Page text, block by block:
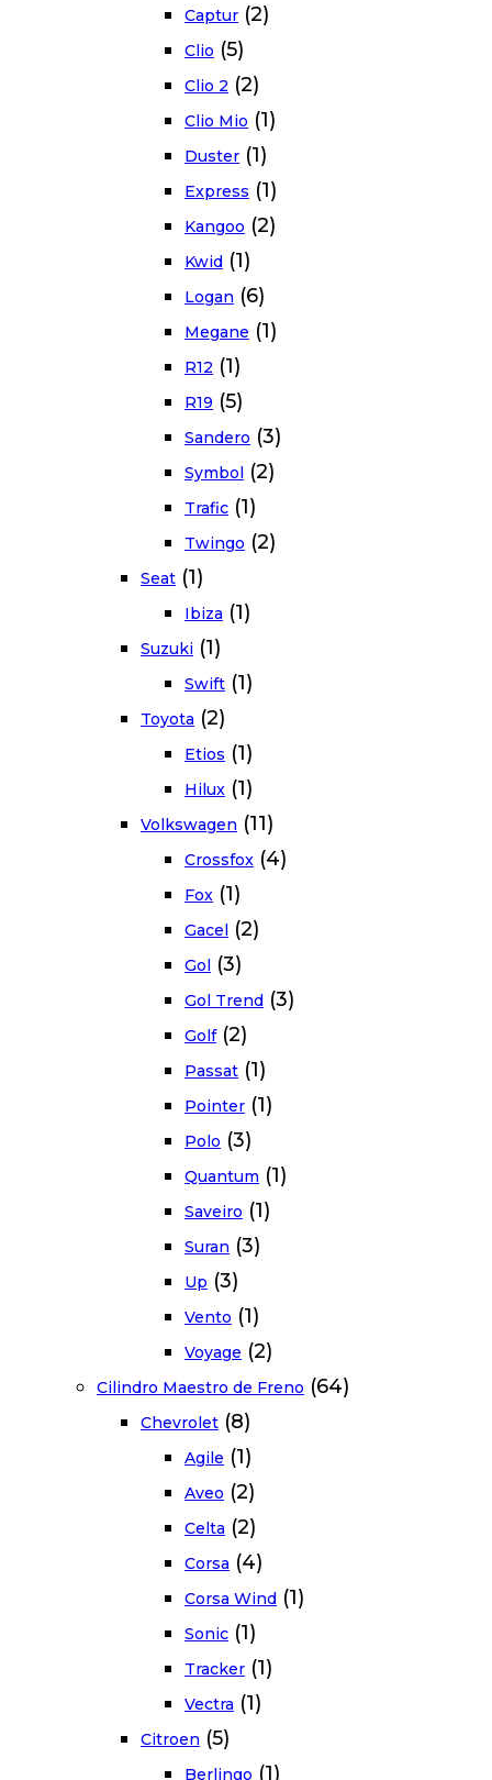
Captur (2)
Clio (5)
Clio 2 (2)
Clio Mio (1)
Duster (1)
Express (1)
Kangoo (2)
Kwid (1)
Logan (6)
Megane (1)
R12 (1)
R19 (5)
Sandero (3)
Symbol (2)
Trafic (1)
Twingo (2)
Seat (1)
Ibiza (1)
Suzuki (1)
Swift (1)
Toyota (2)
Etios (1)
Hilux (1)
Volkswagen (11)
Crossfox (4)
Fox (1)
Gacel (2)
Gol (3)
Gol Trend (3)
Golf (2)
Passat (1)
Pointer (1)
Polo (3)
Quantum (1)
Saveiro (1)
Suran (3)
Up (3)
Vento (1)
Voyage (2)
Cilindro Maestro de Freno (64)
Chevrolet (8)
Agile (1)
Aveo (2)
Celta (2)
Corsa (4)
Corsa Wind (1)
Sonic (1)
Tracker (1)
Vectra (1)
Citroen (5)
Berlingo (1)